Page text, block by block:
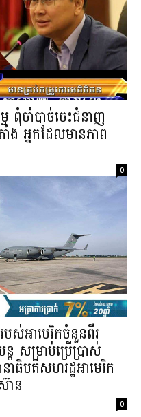
ម ពុំចាំបាច់ចេះជំនាញ
ង អ្នកដែលមានភាព
0
អាមេរិកចំនួនពីរ
ត សម្រាប់ប្រើប្រាស់
ាធិបតីសហរដ្ឋអាមេរិក
ាន
0